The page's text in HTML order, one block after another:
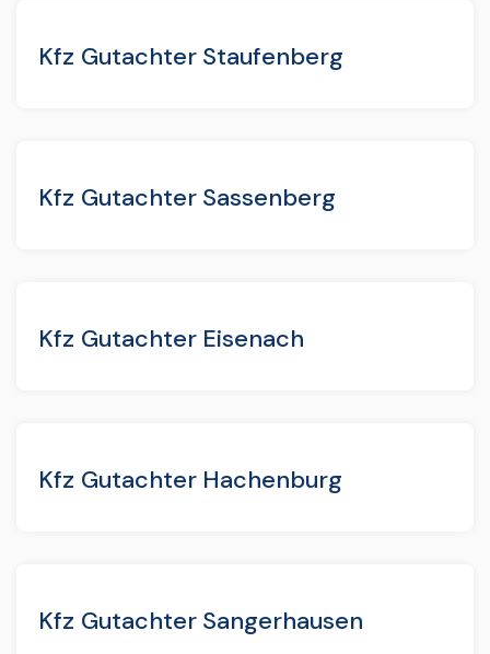
Kfz Gutachter Staufenberg
Kfz Gutachter Sassenberg
Kfz Gutachter Eisenach
Kfz Gutachter Hachenburg
Kfz Gutachter Sangerhausen